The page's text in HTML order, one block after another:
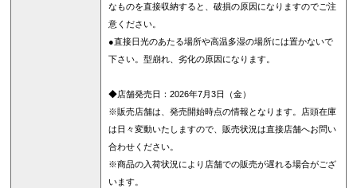
なものを直接収納すると、破損の原因になりますのでご注
意ください。
●直接日光のあたる場所や高温多湿の場所には置かないで
下さい。型崩れ、劣化の原因になります。
◆店舗発売日：2026年7月3日（金）
※販売店舗は、発売開始時点の情報となります。店頭在庫
は日々変動いたしますので、販売状況は直接店舗へお問い
合わせください。
※商品の入荷状況により店舗での販売が遅れる場合がござ
います。